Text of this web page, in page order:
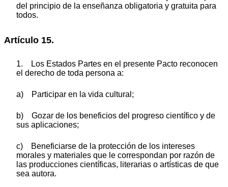
del principio de la enseñanza obligatoria y gratuita para
todos.
Artículo 15.
1. Los Estados Partes en el presente Pacto reconocen
el derecho de toda persona a:
a) Participar en la vida cultural;
b) Gozar de los beneficios del progreso científico y de
sus aplicaciones;
c) Beneficiarse de la protección de los intereses
morales y materiales que le correspondan por razón de
las producciones científicas, literarias o artísticas de que
sea autora.